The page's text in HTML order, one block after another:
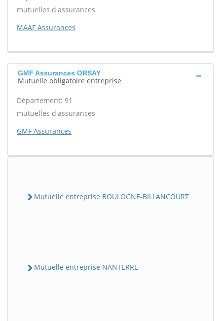
mutuelles d'assurances
MAAF Assurances
GMF Assurances ORSAY
Mutuelle obligatoire entreprise
Département: 91
mutuelles d'assurances
GMF Assurances
Mutuelle entreprise BOULOGNE-BILLANCOURT
Mutuelle entreprise NANTERRE